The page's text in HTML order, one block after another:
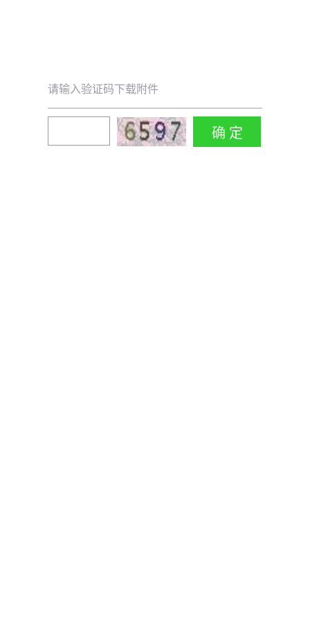
请输入验证码下载附件